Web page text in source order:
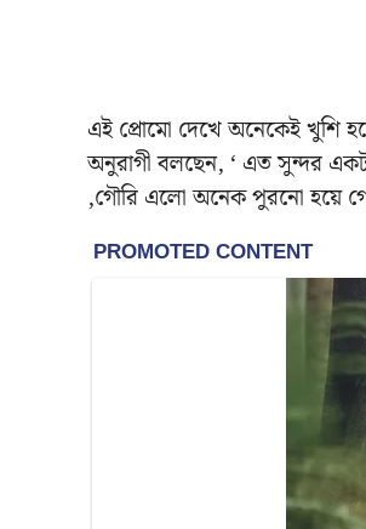
এই প্রোমো দেখে অনেকেই খুশি
অনুরাগী বলছেন, ‘ এত সুন্দর
,গৌরি এলো অনেক পুরনো হয়ে